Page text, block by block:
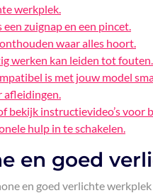
werkplek.
zuignap en een pincet.
waar alles hoort.
werken kan leiden tot fouten.
is met jouw model
afleidingen.
bekijk instructievideo’s voor
hulp in te schakelen.
en goed
en goed verlichte